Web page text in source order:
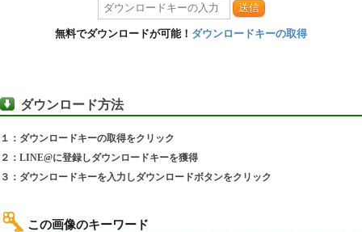
送信
無料でダウンロードが可能！ ダウンロードキーの取得
ダウンロード方法
１：ダウンロードキーの取得をクリック
２：LINE@に登録しダウンロードキーを獲得
３：ダウンロードキーを入力しダウンロードボタンをクリック
この画像のキーワード